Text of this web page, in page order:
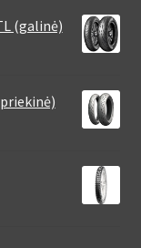
(galinė)